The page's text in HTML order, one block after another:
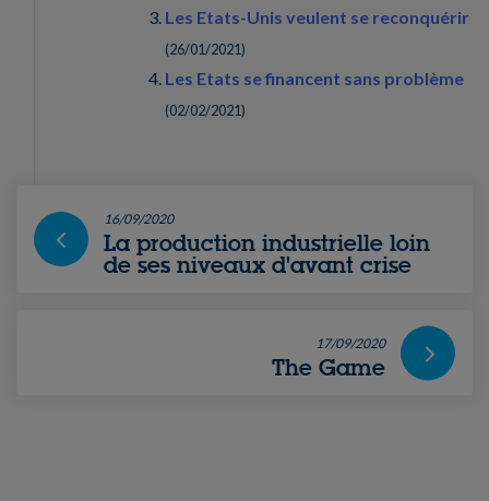
Les Etats-Unis veulent se reconquérir
(26/01/2021)
Les Etats se financent sans problème
(02/02/2021)
16/09/2020
La production industrielle loin
de ses niveaux d'avant crise
17/09/2020
The Game